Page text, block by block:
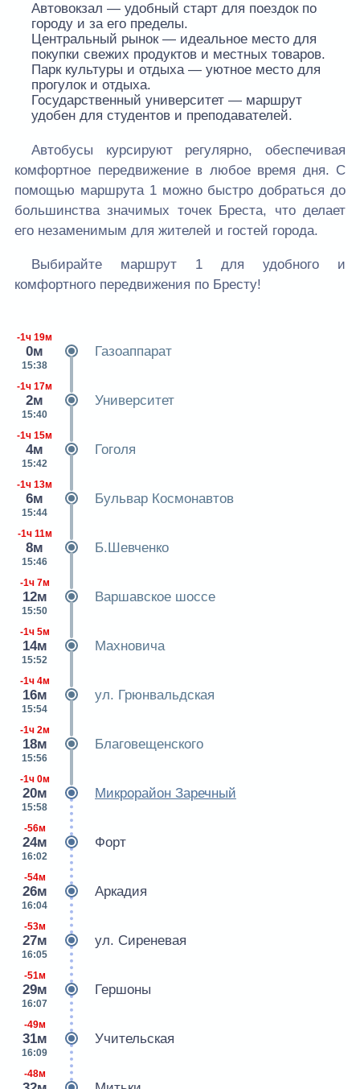
Автовокзал — удобный старт для поездок по
городу и за его пределы.
Центральный рынок — идеальное место для
покупки свежих продуктов и местных товаров.
Парк культуры и отдыха — уютное место для
прогулок и отдыха.
Государственный университет — маршрут
удобен для студентов и преподавателей.
Автобусы курсируют регулярно, обеспечивая
комфортное передвижение в любое время дня. С
помощью маршрута 1 можно быстро добраться до
большинства значимых точек Бреста, что делает
его незаменимым для жителей и гостей города.
Выбирайте маршрут 1 для удобного и
комфортного передвижения по Бресту!
-1ч 19м
0м
15:38
Газоаппарат
-1ч 17м
2м
15:40
Университет
-1ч 15м
4м
15:42
Гоголя
-1ч 13м
6м
15:44
Бульвар Космонавтов
-1ч 11м
8м
15:46
Б.Шевченко
-1ч 7м
12м
15:50
Варшавское шоссе
-1ч 5м
14м
15:52
Махновича
-1ч 4м
16м
15:54
ул. Грюнвальдская
-1ч 2м
18м
15:56
Благовещенского
-1ч 0м
20м
15:58
Микрорайон Заречный
-56м
24м
16:02
Форт
-54м
26м
16:04
Аркадия
-53м
27м
16:05
ул. Сиреневая
-51м
29м
16:07
Гершоны
-49м
31м
16:09
Учительская
-48м